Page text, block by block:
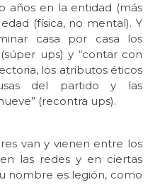
años en la entidad (más
(física, no mental). Y
casa por casa los
ups) y “contar con
los atributos éticos
del partido y las
(recontra ups).
van y vienen entre los
las redes y en ciertas
nombre es legión, como